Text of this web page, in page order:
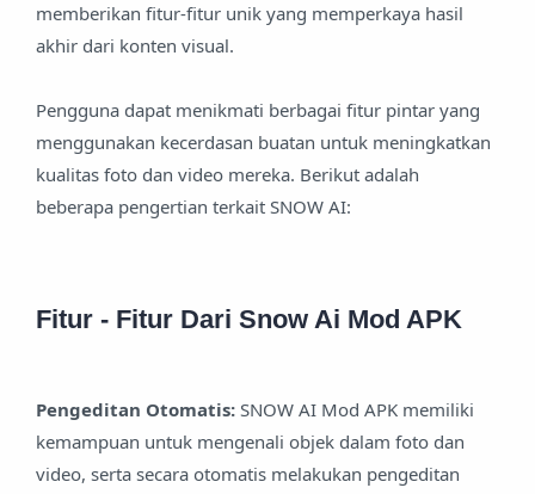
memberikan fitur-fitur unik yang memperkaya hasil
akhir dari konten visual.
Pengguna dapat menikmati berbagai fitur pintar yang
menggunakan kecerdasan buatan untuk meningkatkan
kualitas foto dan video mereka. Berikut adalah
beberapa pengertian terkait SNOW AI:
Fitur - Fitur Dari Snow Ai Mod APK
Pengeditan Otomatis: SNOW AI Mod APK memiliki
kemampuan untuk mengenali objek dalam foto dan
video, serta secara otomatis melakukan pengeditan